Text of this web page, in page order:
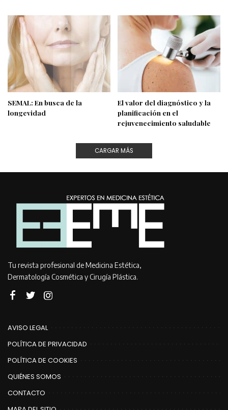
SEMAL: En busca de la
longevidad
El valor del diagnóstico y la
planificación en el
rejuvenecimiento saludable
CARGAR MÁS
Tu revista profesional de Medicina Estética,
Dermatología Cosmética y Cirugía Plástica.
AVISO LEGAL
POLÍTICA DE PRIVACIDAD
POLÍTICA DE COOKIES
QUIÉNES SOMOS
CONTACTO